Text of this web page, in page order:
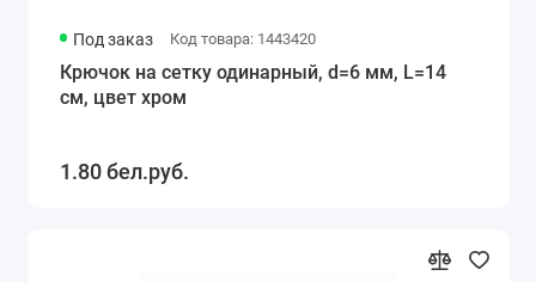
Под заказ Код товара: 1443420
Крючок на сетку одинарный, d=6 мм, L=14
см, цвет хром
1.80 бел.руб.